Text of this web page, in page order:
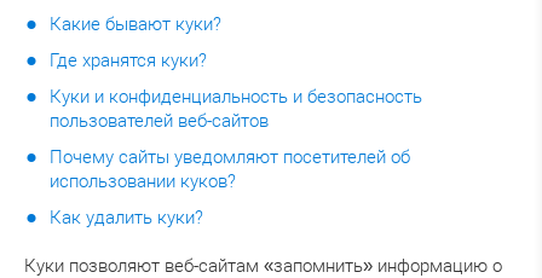
Какие бывают куки?
Где хранятся куки?
Куки и конфиденциальность и безопасность
пользователей веб-сайтов
Почему сайты уведомляют посетителей об
использовании куков?
Как удалить куки?
Куки позволяют веб-сайтам «запомнить» информацию о